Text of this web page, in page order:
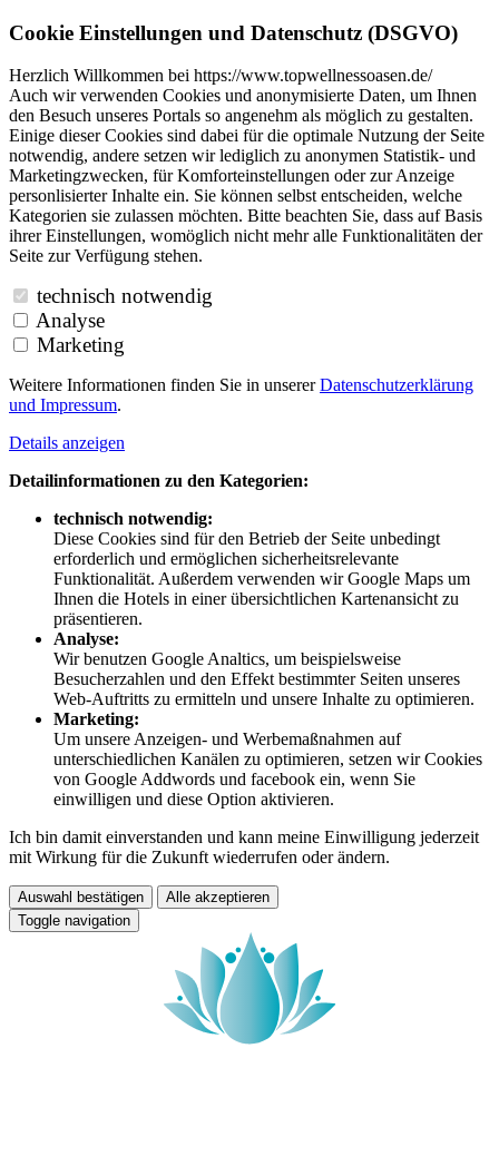
Cookie Einstellungen und Datenschutz (DSGVO)
Herzlich Willkommen bei https://www.topwellnessoasen.de/
Auch wir verwenden Cookies und anonymisierte Daten, um Ihnen
den Besuch unseres Portals so angenehm als möglich zu gestalten.
Einige dieser Cookies sind dabei für die optimale Nutzung der Seite
notwendig, andere setzen wir lediglich zu anonymen Statistik- und
Marketingzwecken, für Komforteinstellungen oder zur Anzeige
personlisierter Inhalte ein. Sie können selbst entscheiden, welche
Kategorien sie zulassen möchten. Bitte beachten Sie, dass auf Basis
ihrer Einstellungen, womöglich nicht mehr alle Funktionalitäten der
Seite zur Verfügung stehen.
technisch notwendig
Analyse
Marketing
Weitere Informationen finden Sie in unsererDatenschutzerklärung
und Impressum.
Details anzeigen
Detailinformationen zu den Kategorien:
technisch notwendig:
Diese Cookies sind für den Betrieb der Seite unbedingt
erforderlich und ermöglichen sicherheitsrelevante
Funktionalität. Außerdem verwenden wir Google Maps um
Ihnen die Hotels in einer übersichtlichen Kartenansicht zu
präsentieren.
Analyse:
Wir benutzen Google Analtics, um beispielsweise
Besucherzahlen und den Effekt bestimmter Seiten unseres
Web-Auftritts zu ermitteln und unsere Inhalte zu optimieren.
Marketing:
Um unsere Anzeigen- und Werbemaßnahmen auf
unterschiedlichen Kanälen zu optimieren, setzen wir Cookies
von Google Addwords und facebook ein, wenn Sie
einwilligen und diese Option aktivieren.
Ich bin damit einverstanden und kann meine Einwilligung jederzeit
mit Wirkung für die Zukunft wiederrufen oder ändern.
Auswahl bestätigen
Alle akzeptieren
Toggle navigation